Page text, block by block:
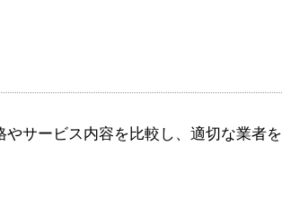
サービス内容を比較し、適切な業者を